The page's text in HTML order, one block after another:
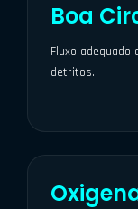
Boa
Fluxo
detritos.